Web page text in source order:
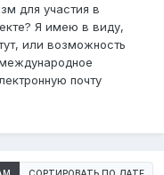
для участия в
Я имею в виду,
или возможность
почту